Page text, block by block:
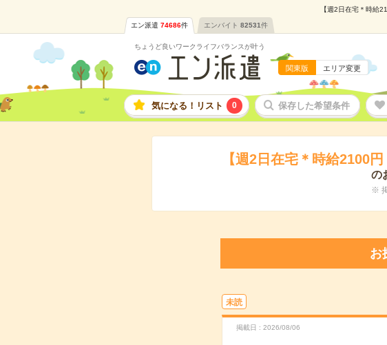
【週2日在宅＊時給
エン派遣 74686件 エンバイト 82531件
ちょうど良いワークライフバランスが叶う
関東版 エリア変更
気になる！リスト 0 保存した希望条件
【週2日在宅＊時給2100
の
※
お
未読
掲載日 2026/08/06